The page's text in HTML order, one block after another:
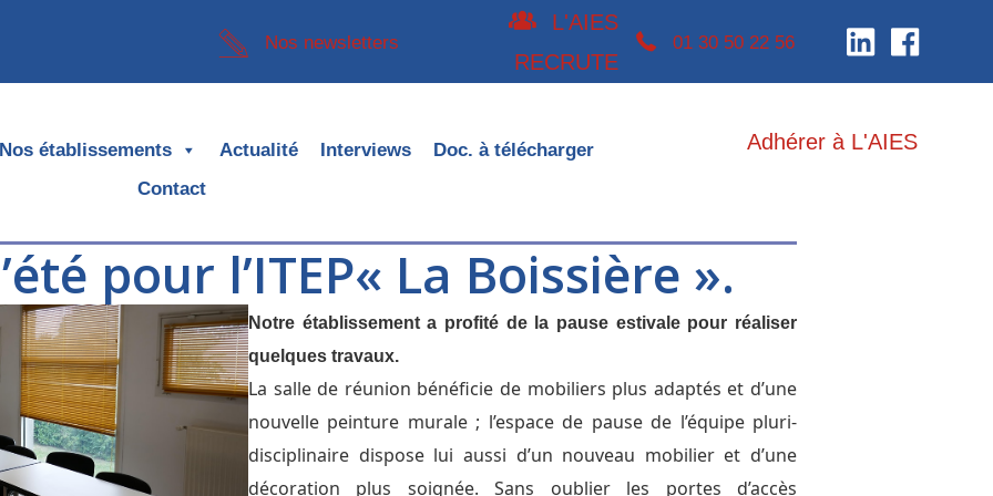
Nos newsletters
L'AIES
RECRUTE
téléphone 0130502256
01 30 50 22 56
Nos établissements Actualité Interviews
Doc. à télécharger
Contact
Adhérer à L'AIES
pour l’ITEP« La Boissière ».
Notre établissement a profité de la pause estivale pour réaliser
quelques travaux.
La salle de réunion bénéficie de mobiliers plus adaptés et d’une
nouvelle peinture murale ; l’espace de pause de l’équipe pluri-
disciplinaire dispose lui aussi d’un nouveau mobilier et d’une
décoration plus soignée. Sans oublier les portes d’accès